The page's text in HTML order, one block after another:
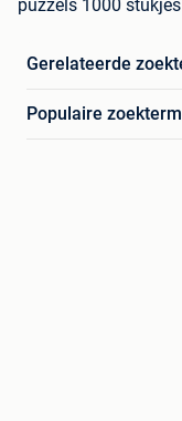
puzzels 1000
Gerelateerde
Populaire